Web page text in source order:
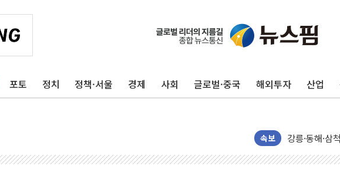
포토 정치 정책·서울 경제 사회 글로벌·중국 해외투자 산업
속보
이번주 국내
강릉·동해·
폐기물 수거